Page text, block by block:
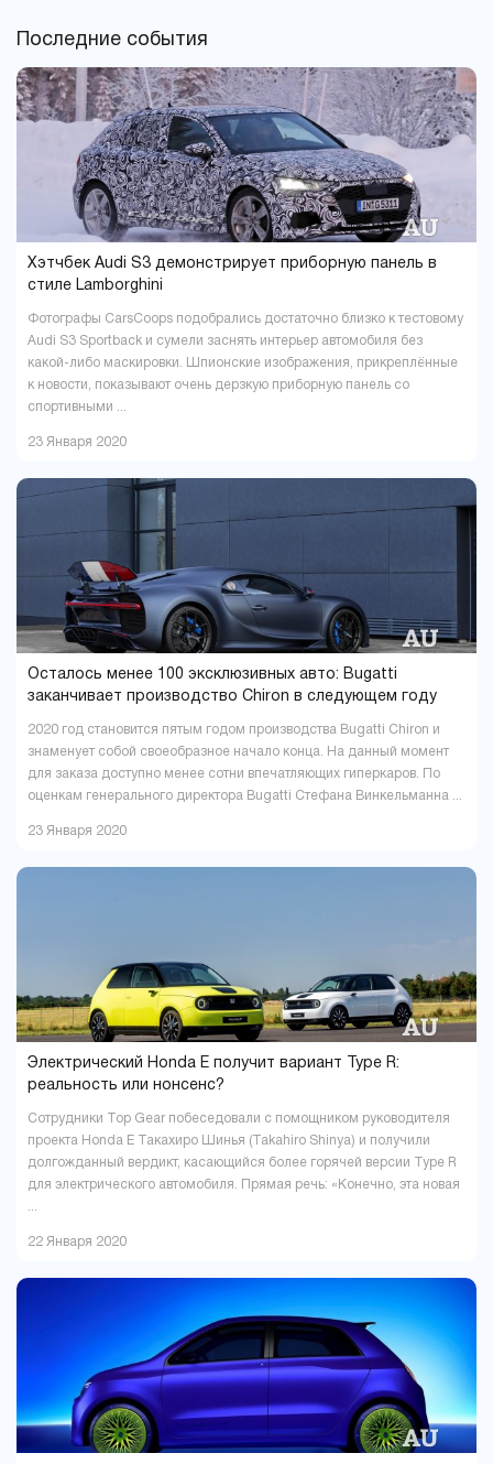
Мариуполь4
Николаев14 Одесса29
Павлоград1 Полтава 16
Ровно9 Сумы5
Тернополь9 Ужгород4
Харьков37 Херсон16
Хмельницкий18 Черкассы6
Чернигов5 Черновцы7
Последние события
Хэтчбек Audi S3 демонстрирует приборную панель в
стиле Lamborghini
Фотографы CarsCoops подобрались достаточно близко к тестовому
Audi S3 Sportback и сумели заснять интерьер автомобиля без
какой-либо маскировки. Шпионские изображения, прикреплённые
к новости, показывают очень дерзкую приборную панель со
спортивными ...
23 Января 2020
Осталось менее 100 эксклюзивных авто: Bugatti
заканчивает производство Chiron в следующем году
2020 год становится пятым годом производства Bugatti Chiron и
знаменует собой своеобразное начало конца. На данный момент
для заказа доступно менее сотни впечатляющих гиперкаров. По
оценкам генерального директора Bugatti Стефана Винкельманна ...
23 Января 2020
Электрический Honda E получит вариант Type R:
реальность или нонсенс?
Сотрудники Top Gear побеседовали с помощником руководителя
проекта Honda E Такахиро Шинья (Takahiro Shinya) и получили
долгожданный вердикт, касающийся более горячей версии Type R
для электрического автомобиля. Прямая речь: «Конечно, эта новая
22 Января 2020